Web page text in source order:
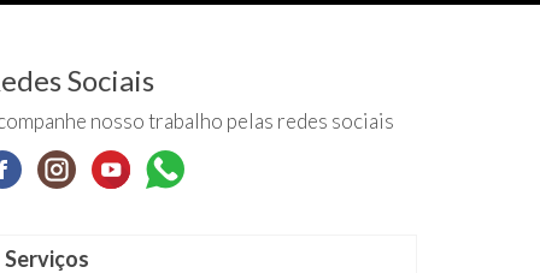
Sociais
nosso trabalho pelas redes sociais
Serviços